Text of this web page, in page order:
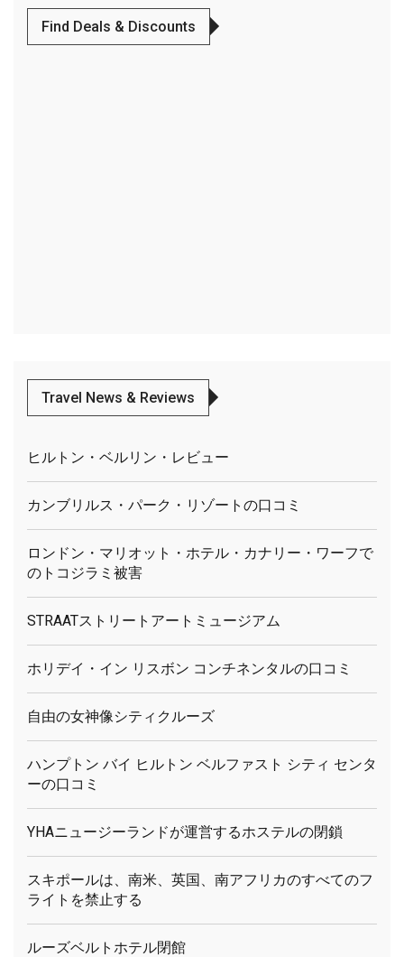
Find Deals & Discounts
Travel News & Reviews
ヒルトン・ベルリン・レビュー
カンブリルス・パーク・リゾートの口コミ
ロンドン・マリオット・ホテル・カナリー・ワーフで
のトコジラミ被害
STRAATストリートアートミュージアム
ホリデイ・イン リスボン コンチネンタルの口コミ
自由の女神像シティクルーズ
ハンプトン バイ ヒルトン ベルファスト シティ センタ
ーの口コミ
YHAニュージーランドが運営するホステルの閉鎖
スキポールは、南米、英国、南アフリカのすべてのフ
ライトを禁止する
ルーズベルトホテル閉館